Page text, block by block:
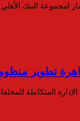
لمجموعة البنك
تطوير
الإدارة المتكاملة